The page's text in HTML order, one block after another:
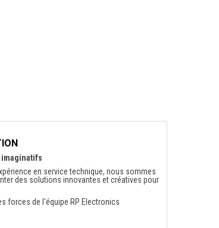
imaginatifs
en service technique, nous sommes
des solutions innovantes et créatives pour
forces de l'équipe RP Electronics